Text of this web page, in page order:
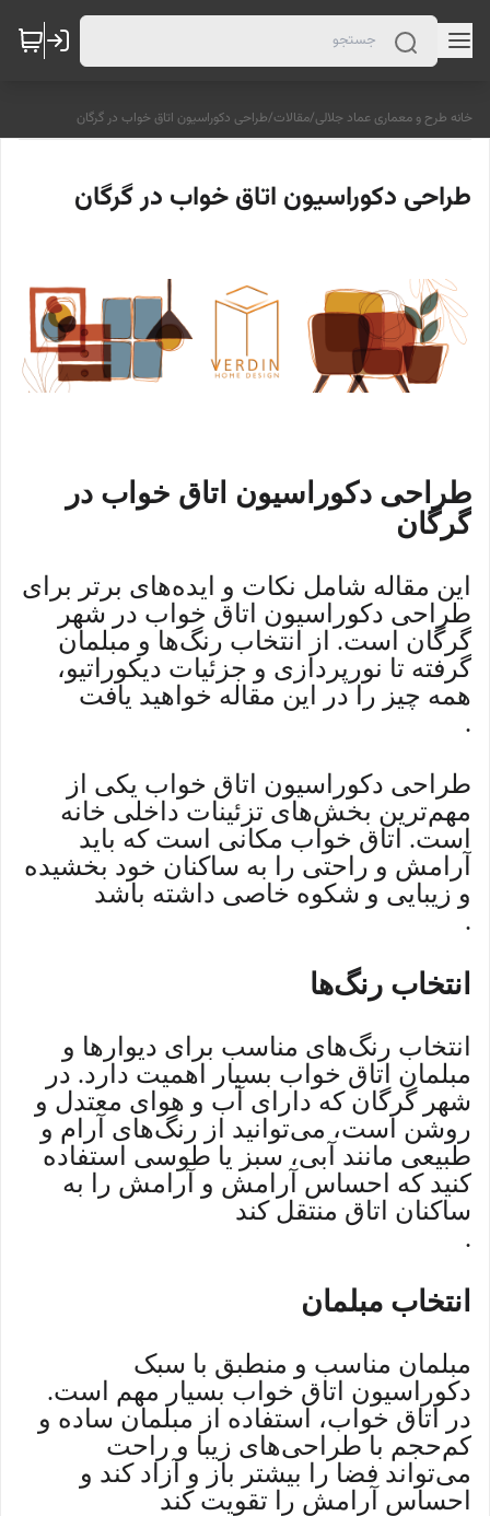
خانه طرح و معماری عماد جلالی/مقالات/طراحی دکوراسیون اتاق خواب در گرگان
طراحی دکوراسیون اتاق خواب در گرگان
طراحی دکوراسیون اتاق خواب در
گرگان
این مقاله شامل نکات و ایده‌های برتر برای
طراحی دکوراسیون اتاق خواب در شهر
گرگان است. از انتخاب رنگ‌ها و مبلمان
گرفته تا نورپردازی و جزئیات دیکوراتیو،
همه چیز را در این مقاله خواهید یافت
.
طراحی دکوراسیون اتاق خواب یکی از
مهم‌ترین بخش‌های تزئینات داخلی خانه
است. اتاق خواب مکانی است که باید
آرامش و راحتی را به ساکنان خود بخشیده
و زیبایی و شکوه خاصی داشته باشد
.
انتخاب رنگ‌ها
انتخاب رنگ‌های مناسب برای دیوارها و
مبلمان اتاق خواب بسیار اهمیت دارد. در
شهر گرگان که دارای آب و هوای معتدل و
روشن است، می‌توانید از رنگ‌های آرام و
طبیعی مانند آبی، سبز یا طوسی استفاده
کنید که احساس آرامش و آرامش را به
ساکنان اتاق منتقل کند
.
انتخاب مبلمان
مبلمان مناسب و منطبق با سبک
دکوراسیون اتاق خواب بسیار مهم است.
در اتاق خواب، استفاده از مبلمان ساده و
کم‌حجم با طراحی‌های زیبا و راحت
می‌تواند فضا را بیشتر باز و آزاد کند و
احساس آرامش را تقویت کند